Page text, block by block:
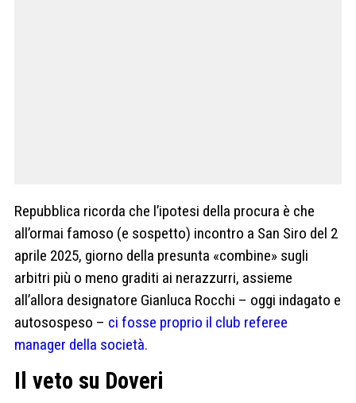
Repubblica ricorda che l’ipotesi della procura è che
all’ormai famoso (e sospetto) incontro a San Siro del 2
aprile 2025, giorno della presunta «combine» sugli
arbitri più o meno graditi ai nerazzurri, assieme
all’allora designatore Gianluca Rocchi – oggi indagato e
autosospeso – ci fosse proprio il club referee
manager della società.
Il veto su Doveri